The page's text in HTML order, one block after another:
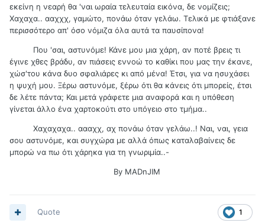
εκείνη η νεαρή θα 'ναι ωραία τελευταία εικόνα, δε νομίζεις;
Χαχαχα.. ααχχχ, γαμώτο, πονάω όταν γελάω. Τελικά με φτιάξανε
περισσότερο απ' όσο νόμιζα όλα αυτά τα παυσίπονα!
Που 'σαι, αστυνόμε! Κάνε μου μια χάρη, αν ποτέ βρεις τι
έγινε χθες βράδυ, αν πιάσεις εννοώ το καθίκι που μας την έκανε,
χώσ'του κάνα δυο σφαλιάρες κι από μένα! Έτσι, για να ησυχάσει
η ψυχή μου. Ξέρω αστυνόμε, ξέρω ότι θα κάνεις ότι μπορείς, έτσι
δε λέτε πάντα; Και μετά γράφετε μια αναφορά και η υπόθεση
γίνεται άλλο ένα χαρτοκούτι στο υπόγειο στο τμήμα..
Χαχαχαχα.. αααχχ, αχ πονάω όταν γελάω..! Ναι, ναι, γεια
σου αστυνόμε, και συγχώρα με αλλά όπως καταλαβαίνεις δε
μπορώ να πω ότι χάρηκα για τη γνωριμία..-
By MADnJIM
1
Quote